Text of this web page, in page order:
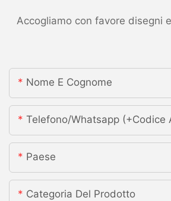
Accogliamo con favore disegni
Nome E Cognome
Telefono/whatsapp (+codice
Paese
Categoria Del Prodotto